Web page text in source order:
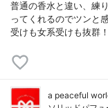
普通の香水と違い、練
ってくれるのでツンと
受けも女系受けも抜群
a peaceful